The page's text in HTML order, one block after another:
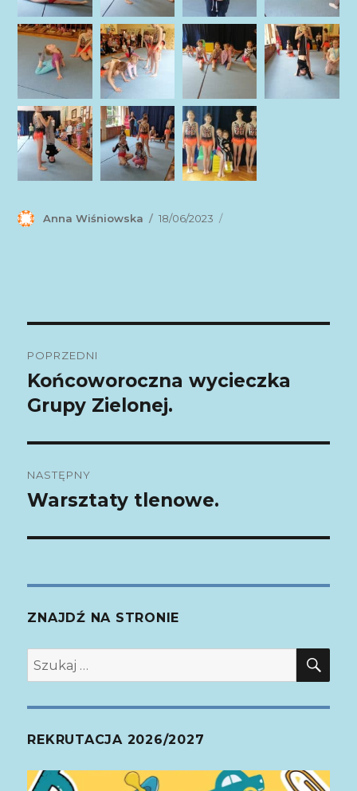
Autor
Anna Wiśniowska
Data
18/06/2023
wpisu
POPRZEDNI
Poprzedni
wpis:
Końcoworoczna wycieczka
Grupy Zielonej.
NASTĘPNY
Następny
Warsztaty tlenowe.
ZNAJDŹ NA STRONIE
Szukaj:
REKRUTACJA 2026/2027